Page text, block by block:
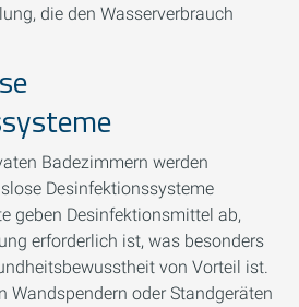
die den Wasserverbrauch
Badezimmern werden
Desinfektionssysteme
geben Desinfektionsmittel ab,
erforderlich ist, was besonders
von Vorteil ist.
Wandspendern oder Standgeräten